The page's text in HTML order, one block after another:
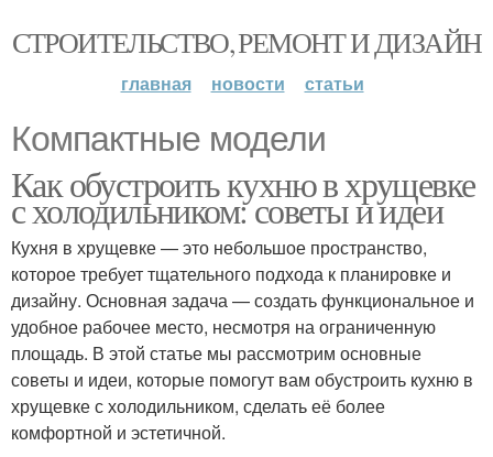
СТРОИТЕЛЬСТВО, РЕМОНТ И ДИЗАЙН
главная новости статьи
Компактные модели
Как обустроить кухню в хрущевке
с холодильником: советы и идеи
Кухня в хрущевке — это небольшое пространство,
которое требует тщательного подхода к планировке и
дизайну. Основная задача — создать функциональное и
удобное рабочее место, несмотря на ограниченную
площадь. В этой статье мы рассмотрим основные
советы и идеи, которые помогут вам обустроить кухню в
хрущевке с холодильником, сделать её более
комфортной и эстетичной.